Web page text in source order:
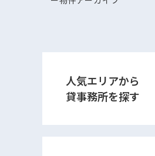
人気エリアから
貸事務所を探す